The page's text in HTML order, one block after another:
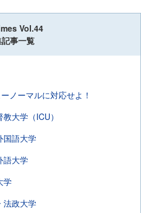
Vol.44
事一覧
ノーマルに対応せよ！
大学（ICU）
国語大学
語大学
学
法政大学